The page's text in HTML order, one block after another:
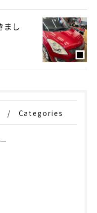
まし
Categories